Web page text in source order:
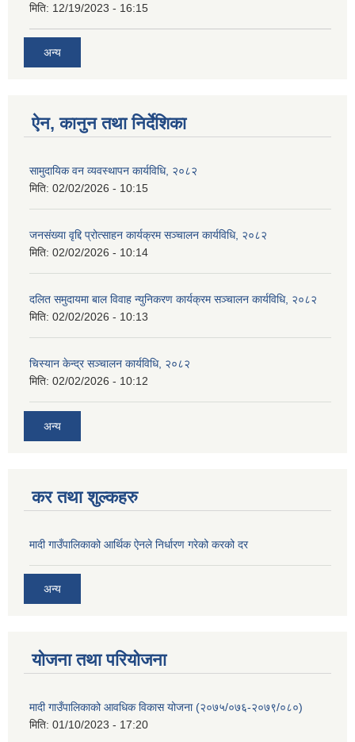
मिति: 12/19/2023 - 16:15
अन्य
ऐन, कानुन तथा निर्देशिका
सामुदायिक वन व्यवस्थापन कार्यविधि, २०८२
मिति: 02/02/2026 - 10:15
जनसंख्या वृद्दि प्रोत्साहन कार्यक्रम सञ्‍चालन कार्यविधि, २०८२
मिति: 02/02/2026 - 10:14
दलित समुदायमा बाल विवाह न्युनिकरण कार्यक्रम सञ्‍चालन कार्यविधि, २०८२
मिति: 02/02/2026 - 10:13
चिस्यान केन्द्र सञ्‍चालन कार्यविधि, २०८२
मिति: 02/02/2026 - 10:12
अन्य
कर तथा शुल्कहरु
मादी गाउँपालिकाको आर्थिक ऐनले निर्धारण गरेको करको दर
अन्य
योजना तथा परियोजना
मादी गाउँपालिकाको आवधिक विकास योजना (२०७५/०७६-२०७९/०८०)
मिति: 01/10/2023 - 17:20